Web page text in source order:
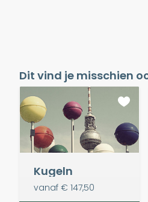
Dit vind je misschien
Kugeln
vanaf € 147,50